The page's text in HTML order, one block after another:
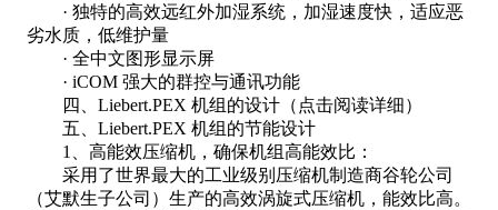
· 独特的高效远红外加湿系统，加湿速度快，适应恶
劣水质，低维护量
· 全中文图形显示屏
· iCOM 强大的群控与通讯功能
四、Liebert.PEX 机组的设计（点击阅读详细）
五、Liebert.PEX 机组的节能设计
1、高能效压缩机，确保机组高能效比：
采用了世界最大的工业级别压缩机制造商谷轮公司
（艾默生子公司）生产的高效涡旋式压缩机，能效比高。